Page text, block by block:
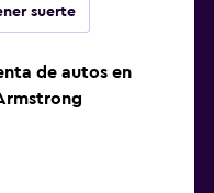
suerte
de autos en